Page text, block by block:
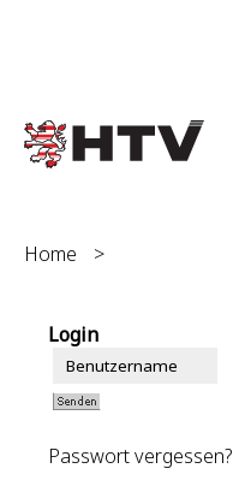
Home >
Login
Passwort vergessen?